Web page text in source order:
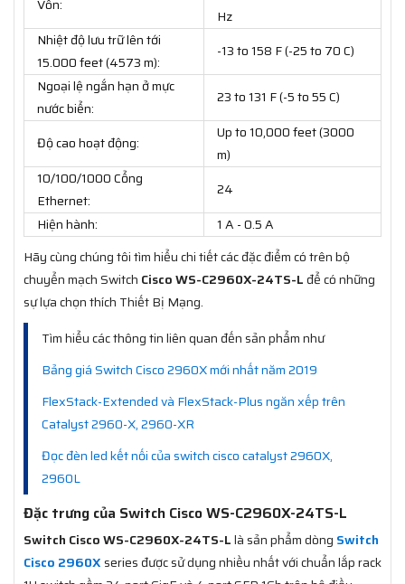
Vôn:
Hz
Nhiệt độ lưu trữ lên tới
15.000 feet (4573 m):
-13 to 158 F (-25 to 70 C)
Ngoại lệ ngắn hạn ở mực
nước biển:
23 to 131 F (-5 to 55 C)
Độ cao hoạt động:
Up to 10,000 feet (3000
m)
10/100/1000 Cổng
Ethernet:
24
Hiện hành:
1 A - 0.5 A
Hãy cùng chúng tôi tìm hiểu chi tiết các đặc điểm có trên bộ
chuyển mạch Switch Cisco WS-C2960X-24TS-L để có những
sự lựa chọn thích Thiết Bị Mạng.
Tìm hiểu các thông tin liên quan đến sản phẩm như
Bảng giá Switch Cisco 2960X mới nhất năm 2019
FlexStack-Extended và FlexStack-Plus ngăn xếp trên
Catalyst 2960-X, 2960-XR
Đọc đèn led kết nối của switch cisco catalyst 2960X,
2960L
Đặc trưng của Switch Cisco WS-C2960X-24TS-L
Switch Cisco WS-C2960X-24TS-Llà sản phẩm dòng Switch
Cisco 2960Xseries được sử dụng nhiều nhất với chuẩn lắp rack